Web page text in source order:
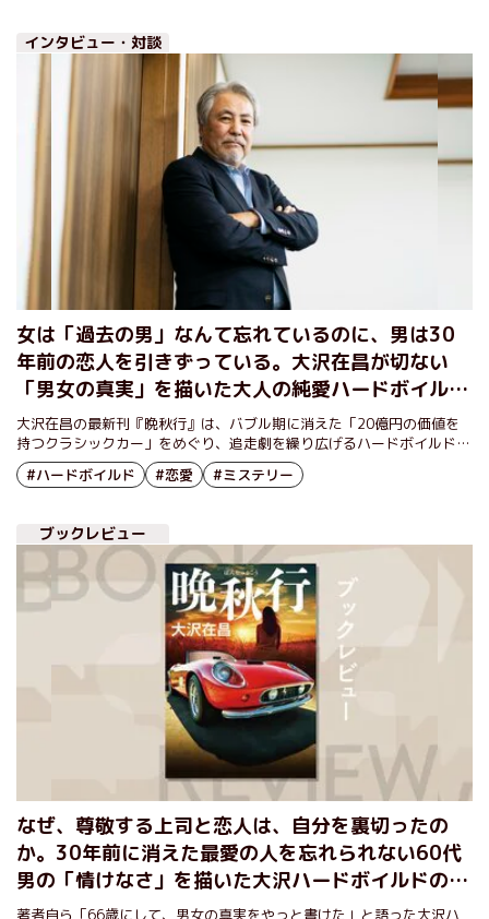
インタビュー・対談
女は「過去の男」なんて忘れているのに、男は30
年前の恋人を引きずっている。大沢在昌が切ない
「男女の真実」を描いた大人の純愛ハードボイル
ド！『晩秋行』インタビュー
大沢在昌の最新刊『晩秋行』は、バブル期に消えた「20億円の価値を
持つクラシックカー」をめぐり、追走劇を繰り広げるハードボイルドサ
スペンス。スリリングな探索行はもとより、大人の男の恋愛、過ぎ去り
し日々への愛惜をも描き切った作品だ。男の情けなさ、未練がましさも
#ハードボイルド #恋愛 #ミステリー
ブックレビュー
なぜ、尊敬する上司と恋人は、自分を裏切ったの
か。30年前に消えた最愛の人を忘れられない60代
男の「情けなさ」を描いた大沢ハードボイルドの新
境地！『晩秋行』大沢在昌
著者自ら「66歳にして、男女の真実をやっと書けた」と語った大沢ハ